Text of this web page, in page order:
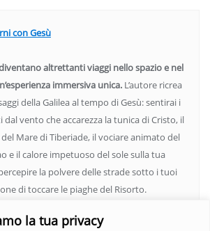
la tua privacy
con Gesù
altrettanti viaggi nello spazio e nel
immersiva unica. L’autore ricrea
della Galilea al tempo di Gesù: sentirai i
vento che accarezza la tunica di Cristo, il
Mare di Tiberiade, il vociare animato del
e il calore impetuoso del sole sulla tua
la polvere delle strade sotto i tuoi
di toccare le piaghe del Risorto.
del conosciuto. Scopri un mondo in cui